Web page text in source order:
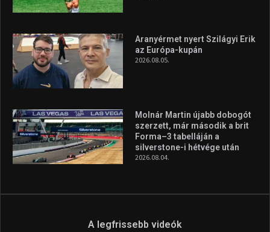
Aranyérmet nyert Szilágyi Erik
az Európa-kupán
2026.08.05.
Molnár Martin újabb dobogót
szerzett, már második a brit
Forma–3 tabelláján a
silverstone-i hétvége után
2026.08.04.
A legfrissebb videók